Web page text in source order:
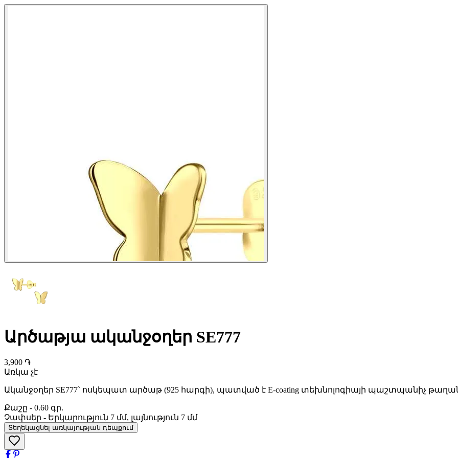
Արծաթյա ականջօղեր SE777
3,900 ֏
Առկա չէ
Ականջօղեր SE777` ոսկեպատ արծաթ (925 հարգի), պատված է E-coating տեխնոլոգիայի պաշտպանիչ
Քաշը - 0.60 գր.
Չափսեր - Երկարություն 7 մմ, լայնություն 7 մմ
Տեղեկացնել առկայության դեպքում